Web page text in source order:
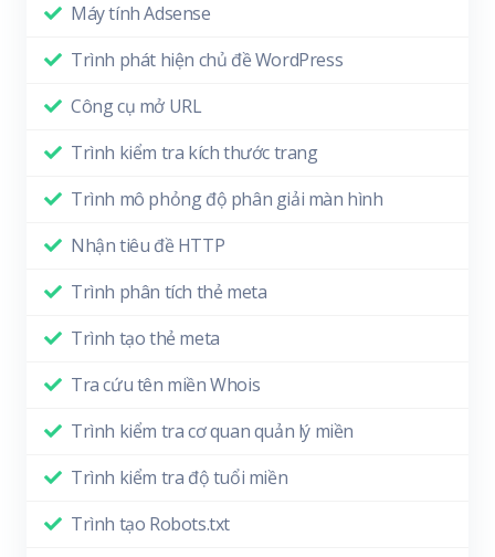
Máy tính Adsense
Trình phát hiện chủ đề WordPress
Công cụ mở URL
Trình kiểm tra kích thước trang
Trình mô phỏng độ phân giải màn hình
Nhận tiêu đề HTTP
Trình phân tích thẻ meta
Trình tạo thẻ meta
Tra cứu tên miền Whois
Trình kiểm tra cơ quan quản lý miền
Trình kiểm tra độ tuổi miền
Trình tạo Robots.txt